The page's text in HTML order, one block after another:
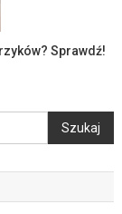
Sprawdź!
Szukaj